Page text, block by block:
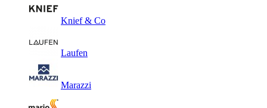
Knief & Co
Laufen
Marazzi